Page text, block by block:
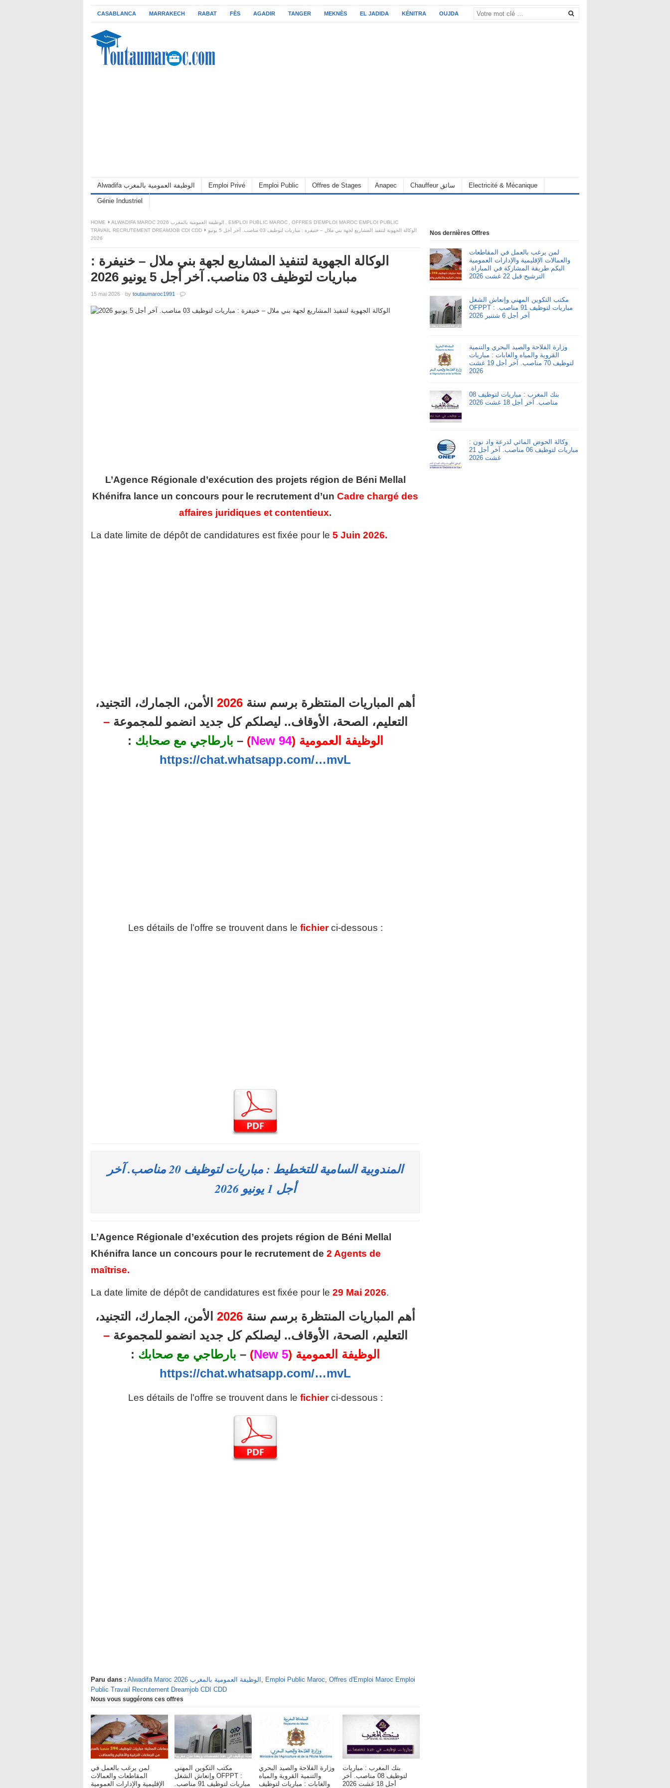
CASABLANCA MARRAKECH RABAT FÈS AGADIR TANGER MEKNÈS EL JADIDA KÉNITRA OUJDA
Alwadifa الوظيفة العمومية بالمغرب Emploi Privé Emploi Public Offres de Stages Anapec Chauffeur سائق Electricité & Mécanique
Génie Industriel
HOME ALWADIFA MAROC 2026 الوظيفة العمومية بالمغرب EMPLOI PUBLIC MAROC
OFFRES D'EMPLOI MAROC EMPLOI PUBLIC
TRAVAIL RECRUTEMENT DREAMJOB CDI CDD
الوكالة الجهوية لتنفيذ المشاريع لجهة بني ملال – خنيفرة : مباريات لتوظيف 03 مناصب. آخر أجل 5 يونيو
2026
الوكالة الجهوية لتنفيذ المشاريع لجهة بني ملال – خنيفرة :
مباريات لتوظيف 03 مناصب. آخر أجل 5 يونيو 2026
15 mai 2026 · by toutaumaroc1991 ·
L’Agence Régionale d’exécution des projets région de Béni Mellal
Khénifra lance un concours pour le recrutement d’un Cadre chargé des
affaires juridiques et contentieux.
La date limite de dépôt de candidatures est fixée pour le 5 Juin 2026.
أهم المباريات المنتظرة برسم سنة 2026 الأمن، الجمارك، التجنيد،
التعليم، الصحة، الأوقاف.. ليصلكم كل جديد انضمو للمجموعة–
الوظيفة العمومية (94 New
)
– بارطاجي مع صحابك :
https://chat.whatsapp.com/…mvL
Les détails de l’offre se trouvent dans le fichier ci-dessous :
المندوبية السامية للتخطيط : مباريات لتوظيف 20 مناصب. آخر
أجل 1 يونيو 2026
L’Agence Régionale d’exécution des projets région de Béni Mellal
Khénifra lance un concours pour le recrutement de 2 Agents de
maîtrise.
La date limite de dépôt de candidatures est fixée pour le 29 Mai 2026.
أهم المباريات المنتظرة برسم سنة 2026 الأمن، الجمارك، التجنيد،
التعليم، الصحة، الأوقاف.. ليصلكم كل جديد انضمو للمجموعة–
الوظيفة العمومية (5 New
)
– بارطاجي مع صحابك :
https://chat.whatsapp.com/…mvL
Les détails de l’offre se trouvent dans le fichier ci-dessous :
Paru dans : Alwadifa Maroc 2026 الوظيفة العمومية بالمغرب , Emploi Public Maroc, Offres d'Emploi Maroc Emploi
Public Travail Recrutement Dreamjob CDI CDD
Nous vous suggérons ces offres
لمن يرغب بالعمل في
المقاطعات والعمالات
الإقليمية والإدارات العمومية
مكتب التكوين المهني
وإنعاش الشغل OFPPT :
مباريات لتوظيف 91 مناصب.
وزارة الفلاحة والصيد البحري
والتنمية القروية والمياه
والغابات : مباريات لتوظيف
بنك المغرب : مباريات
لتوظيف 08 مناصب. آخر
أجل 18 غشت 2026
Nos dernières Offres
لمن يرغب بالعمل في المقاطعات
والعمالات الإقليمية والإدارات العمومية
اليكم طريقة المشاركة في المباراة.
الترشيح قبل 22 غشت 2026
مكتب التكوين المهني وإنعاش الشغل
OFPPT : مباريات لتوظيف 91 مناصب.
آخر أجل 6 شتنبر 2026
وزارة الفلاحة والصيد البحري والتنمية
القروية والمياه والغابات : مباريات
لتوظيف 70 مناصب. آخر أجل 19 غشت
2026
بنك المغرب : مباريات لتوظيف 08
مناصب. آخر أجل 18 غشت 2026
وكالة الحوض المائي لدرعة واد نون :
مباريات لتوظيف 06 مناصب. آخر أجل 21
غشت 2026